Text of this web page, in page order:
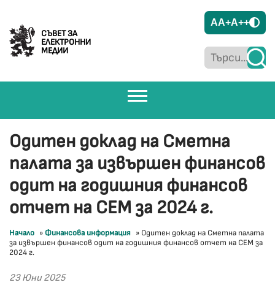
СЪВЕТ ЗА
ЕЛЕКТРОННИ
МЕДИИ
AA+A++
Одитен доклад на Сметна
палата за извършен финансов
одит на годишния финансов
отчет на СЕМ за 2024 г.
Начало » Финансова информация » Одитен доклад на Сметна палата
за извършен финансов одит на годишния финансов отчет на СЕМ за
2024 г.
23 Юни 2025